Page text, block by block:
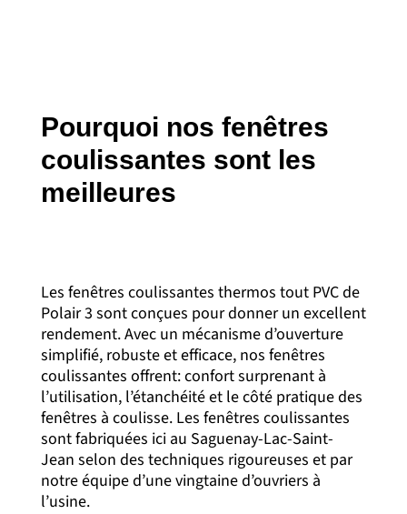
Pourquoi nos fenêtres
coulissantes sont les
meilleures
Les fenêtres coulissantes thermos tout PVC de
Polair 3 sont conçues pour donner un excellent
rendement. Avec un mécanisme d’ouverture
simplifié, robuste et efficace, nos fenêtres
coulissantes offrent: confort surprenant à
l’utilisation, l’étanchéité et le côté pratique des
fenêtres à coulisse. Les fenêtres coulissantes
sont fabriquées ici au Saguenay-Lac-Saint-
Jean selon des techniques rigoureuses et par
notre équipe d’une vingtaine d’ouvriers à
l’usine.